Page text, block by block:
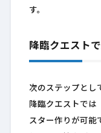
す。
降臨クエスト
次のステップとし
降臨クエストでは
スター作りが可能